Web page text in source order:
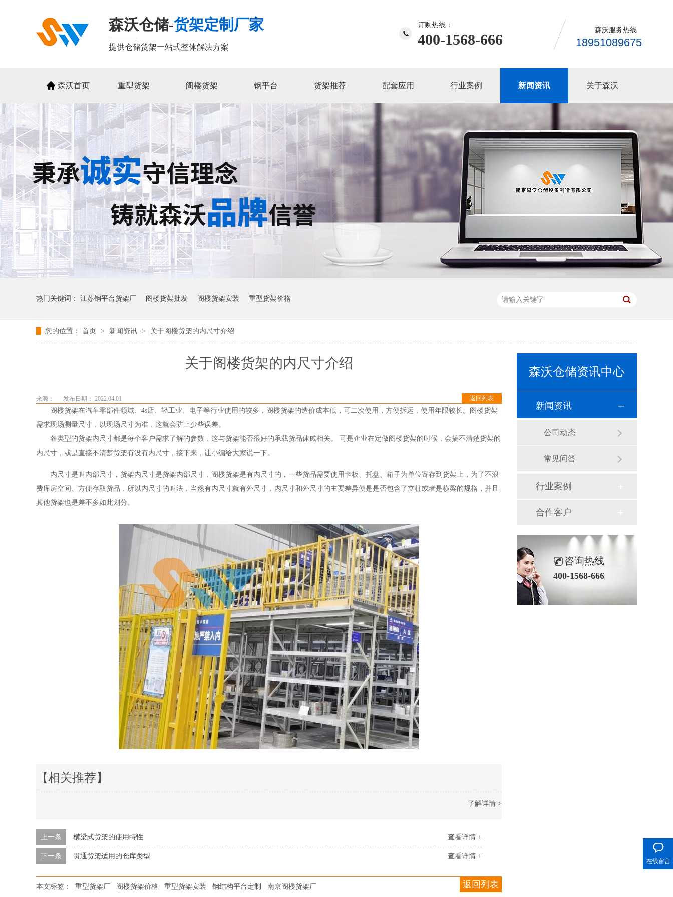
森沃仓储-货架定制厂家
提供仓储货架一站式整体解决方案
订购热线：
400-1568-666
森沃服务热线
18951089675
森沃首页 重型货架 阁楼货架 钢平台 货架推荐 配套应用 行业案例 新闻资讯 关于森沃
热门关键词： 江苏钢平台货架厂 阁楼货架批发 阁楼货架安装 重型货架价格
您的位置： 首页 > 新闻资讯 > 关于阁楼货架的内尺寸介绍
关于阁楼货架的内尺寸介绍
返回列表
来源： 发布日期： 2022.04.01
阁楼货架在汽车零部件领域、4s店、轻工业、电子等行业使用的较多，阁楼货架的造价成本低，可二次使用，方便拆运，使用年限较长。阁楼货架
需求现场测量尺寸，以现场尺寸为准，这就会防止少些误差。
各类型的货架内尺寸都是每个客户需求了解的参数，这与货架能否很好的承载货品休戚相关。 可是企业在定做阁楼货架的时候，会搞不清楚货架的
内尺寸，或是直接不清楚货架有没有内尺寸，接下来，让小编给大家说一下。
内尺寸是叫内部尺寸，货架内尺寸是货架内部尺寸，阁楼货架是有内尺寸的，一些货品需要使用卡板、托盘、箱子为单位寄存到货架上，为了不浪
费库房空间、方便存取货品，所以内尺寸的叫法，当然有内尺寸就有外尺寸，内尺寸和外尺寸的主要差异便是是否包含了立柱或者是横梁的规格，并且
其他货架也是差不多如此划分。
【相关推荐】
了解详情 >
查看详情 +
上一条 横梁式货架的使用特性
查看详情 +
下一条 贯通货架适用的仓库类型
返回列表
本文标签： 重型货架厂 阁楼货架价格 重型货架安装 钢结构平台定制 南京阁楼货架厂
森沃仓储资讯中心
新闻资讯
公司动态
常见问答
行业案例
合作客户
咨询热线
400-1568-666
在线留言